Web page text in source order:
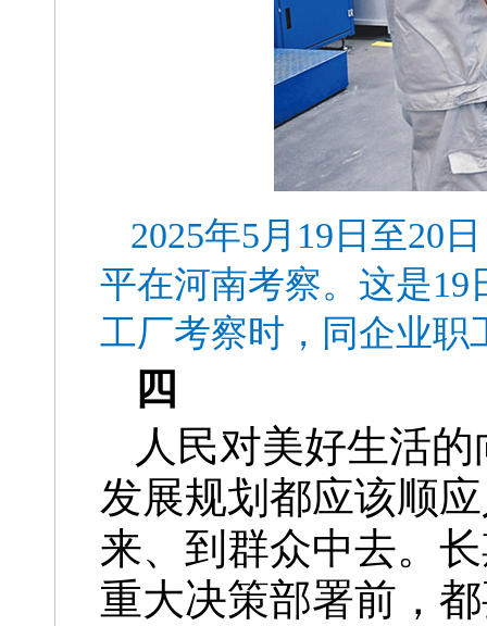
2025年5月19日至20
平在河南考察。这是
工厂考察时，同企业
四
人民对美好生活
发展规划都应该顺
来、到群众中去。
重大决策部署前，